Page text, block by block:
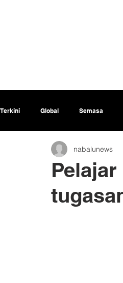
Terkini Global Semasa
nabalunews